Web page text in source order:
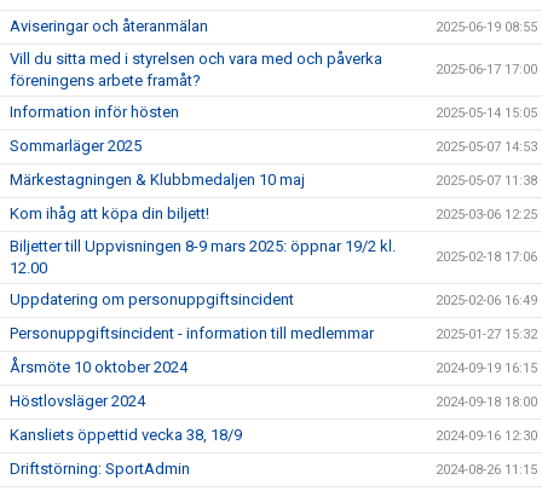
Aviseringar och återanmälan 2025-06-19 08:55
Vill du sitta med i styrelsen och vara med och påverka
föreningens arbete framåt?
2025-06-17 17:00
Information inför hösten 2025-05-14 15:05
Sommarläger 2025 2025-05-07 14:53
Märkestagningen & Klubbmedaljen 10 maj 2025-05-07 11:38
Kom ihåg att köpa din biljett! 2025-03-06 12:25
Biljetter till Uppvisningen 8-9 mars 2025: öppnar 19/2 kl.
12.00
2025-02-18 17:06
Uppdatering om personuppgiftsincident 2025-02-06 16:49
Personuppgiftsincident - information till medlemmar 2025-01-27 15:32
Årsmöte 10 oktober 2024 2024-09-19 16:15
Höstlovsläger 2024 2024-09-18 18:00
Kansliets öppettid vecka 38, 18/9 2024-09-16 12:30
Driftstörning: SportAdmin 2024-08-26 11:15